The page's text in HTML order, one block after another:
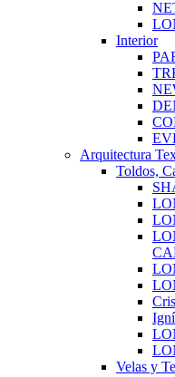
Interior
Arquitectura
Toldos,
Velas y